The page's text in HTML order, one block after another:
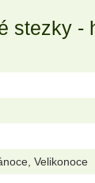
stezky -
Velikonoce